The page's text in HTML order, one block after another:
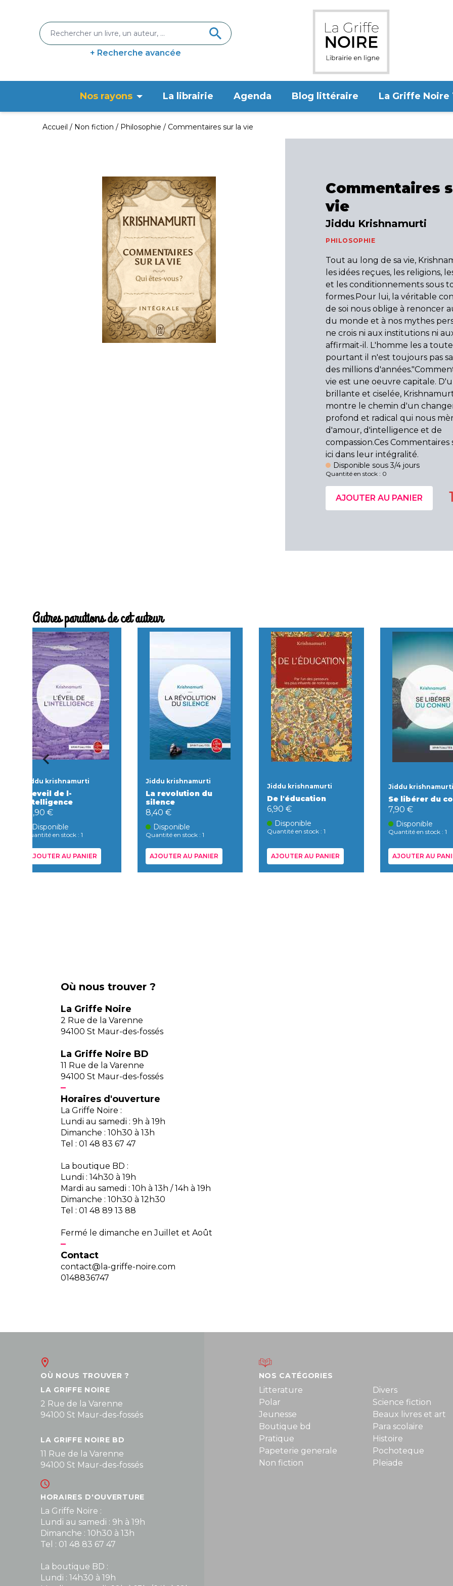
+ Recherche avancée
Nos rayons La librairie Agenda Blog littéraire La Griffe Noire
Accueil Non fiction Philosophie Commentaires sur la vie
Commentaires
vie
Jiddu Krishnamurti
PHILOSOPHIE
Tout au long de sa vie,
les idées reçues, les religions,
et les conditionnements sous
formes.Pour lui, la véritable
de soi nous oblige à renoncer
du monde et à nos mythes
ne crois ni aux institutions ni
affirmait-il. L'homme les a
pourtant il n'est toujours pas
des millions
vie est une oeuvre capitale.
brillante et ciselée,
montre le chemin d'un
profond et radical qui nous
d'amour, d'intelligence et de
compassion.Ces
ici dans leur intégralité.
Disponible sous 3/4 jours
Quantité en stock : 0
AJOUTER AU PANIER
Autres parutions de cet auteur
Jiddu krishnamurti
L-eveil de l-
intelligence
10,90 €
Disponible
Quantité en stock : 1
AJOUTER AU PANIER
Jiddu krishnamurti
La revolution du
silence
8,40 €
Disponible
Quantité en stock : 1
AJOUTER AU PANIER
Jiddu krishnamurti
De l'éducation
6,90 €
Disponible
Quantité en stock : 1
AJOUTER AU PANIER
Jiddu krishnamurti
Se libérer du
7,90 €
Disponible
Quantité en stock : 1
AJOUTER AU
Où nous trouver ?
La Griffe Noire
2 Rue de la Varenne
94100 St Maur-des-fossés
La Griffe Noire BD
11 Rue de la Varenne
94100 St Maur-des-fossés
Horaires d'ouverture
La Griffe Noire :
Lundi au samedi : 9h à 19h
Dimanche : 10h30 à 13h
Tel : 01 48 83 67 47
La boutique BD :
Lundi : 14h30 à 19h
Mardi au samedi : 10h à 13h / 14h à 19h
Dimanche : 10h30 à 12h30
Tel : 01 48 89 13 88
Fermé le dimanche en Juillet et Août
Contact
contact@la-griffe-noire.com
0148836747
OÙ NOUS TROUVER ?
LA GRIFFE NOIRE
2 Rue de la Varenne
94100 St Maur-des-fossés
LA GRIFFE NOIRE BD
11 Rue de la Varenne
94100 St Maur-des-fossés
HORAIRES D'OUVERTURE
La Griffe Noire :
Lundi au samedi : 9h à 19h
Dimanche : 10h30 à 13h
Tel : 01 48 83 67 47
La boutique BD :
Lundi : 14h30 à 19h
NOS CATÉGORIES
Litterature
Polar
Jeunesse
Boutique bd
Pratique
Papeterie generale
Non fiction
Divers
Science fiction
Beaux livres et art
Para scolaire
Histoire
Pochoteque
Pleiade